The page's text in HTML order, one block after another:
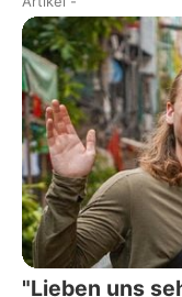
"Lieben uns